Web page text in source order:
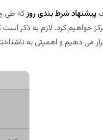
پیشنهاد شرط بندی روزکه طی
خواهیم کرد. لازم به ذکر است
می دهیم و اهمیتی به